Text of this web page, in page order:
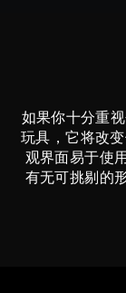
如果你十分重
玩具，它将改
观界面易于使
有无可挑剔的